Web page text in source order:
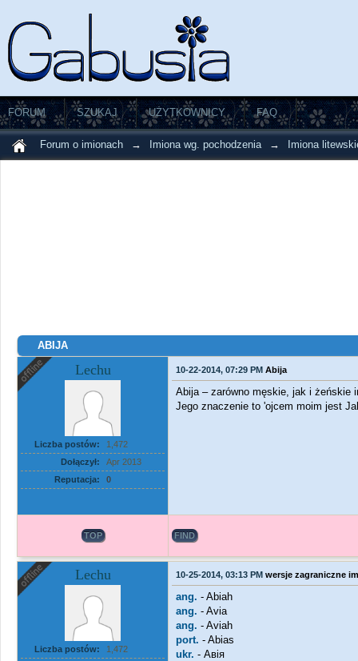
FORUM SZUKAJ UŻYTKOWNICY FAQ
Forum o imionach → Imiona wg. pochodzenia → Imiona
ABIJA
Lechu
Liczba postów:
1,472
Dołączył:
Apr 2013
Reputacja:
0
10-22-2014, 07:29 PM Abija
Abija – zarówno męskie, jak i żeńskie
Jego znaczenie to 'ojcem moim jest
TOP FIND
Lechu
Liczba postów:
1,472
10-25-2014, 03:13 PM wersje zagraniczne
ang. - Abiah
ang. - Avia
ang. - Aviah
port. - Abias
ukr. - Авія